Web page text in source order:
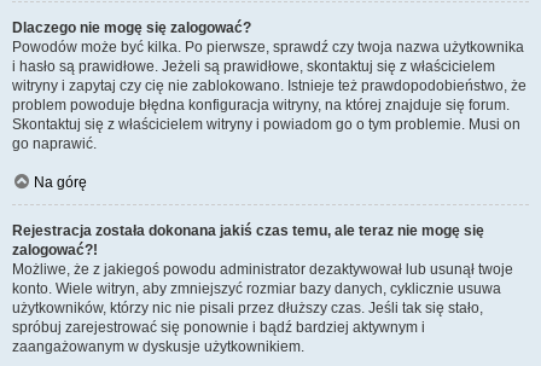
Dlaczego nie mogę się zalogować?
Powodów może być kilka. Po pierwsze, sprawdź czy twoja nazwa użytkownika
i hasło są prawidłowe. Jeżeli są prawidłowe, skontaktuj się z właścicielem
witryny i zapytaj czy cię nie zablokowano. Istnieje też prawdopodobieństwo, że
problem powoduje błędna konfiguracja witryny, na której znajduje się forum.
Skontaktuj się z właścicielem witryny i powiadom go o tym problemie. Musi on
go naprawić.
Na górę
Rejestracja została dokonana jakiś czas temu, ale teraz nie mogę się
zalogować?!
Możliwe, że z jakiegoś powodu administrator dezaktywował lub usunął twoje
konto. Wiele witryn, aby zmniejszyć rozmiar bazy danych, cyklicznie usuwa
użytkowników, którzy nic nie pisali przez dłuższy czas. Jeśli tak się stało,
spróbuj zarejestrować się ponownie i bądź bardziej aktywnym i
zaangażowanym w dyskusje użytkownikiem.